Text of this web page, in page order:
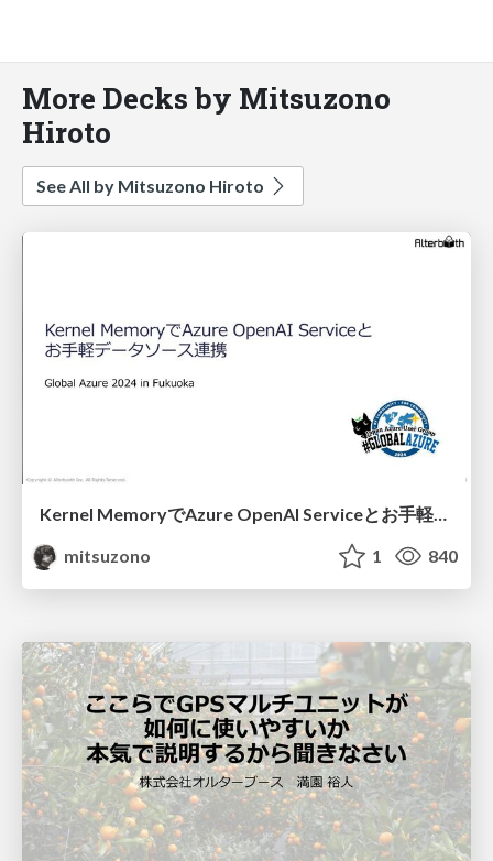
More Decks by Mitsuzono
Hiroto
See All by Mitsuzono Hiroto
Kernel MemoryでAzure OpenAI Serviceとお手軽データソース連携
mitsuzono
1 840